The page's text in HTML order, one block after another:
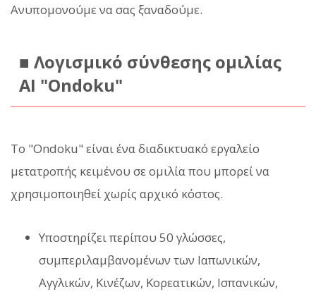
Ανυπομονούμε να σας ξαναδούμε.
■ Λογισμικό σύνθεσης ομιλίας
AI "Ondoku"
Το "Ondoku" είναι ένα διαδικτυακό εργαλείο
μετατροπής κειμένου σε ομιλία που μπορεί να
χρησιμοποιηθεί χωρίς αρχικό κόστος.
Υποστηρίζει περίπου 50 γλώσσες,
συμπεριλαμβανομένων των Ιαπωνικών,
Αγγλικών, Κινέζων, Κορεατικών, Ισπανικών,